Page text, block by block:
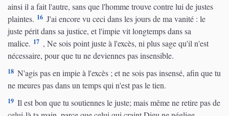
ainsi il a fait l'autre, sans que l'homme trouve contre lui de justes
plaintes. 16 J'ai encore vu ceci dans les jours de ma vanité : le
juste périt dans sa justice, et l'impie vit longtemps dans sa
malice. 17 , Ne sois point juste à l'excès, ni plus sage qu'il n'est
nécessaire, pour que tu ne deviennes pas insensible.
18 N'agis pas en impie à l'excès ; et ne sois pas insensé, afin que tu
ne meures pas dans un temps qui n'est pas le tien.
19 Il est bon que tu soutiennes le juste; mais même ne retire pas de